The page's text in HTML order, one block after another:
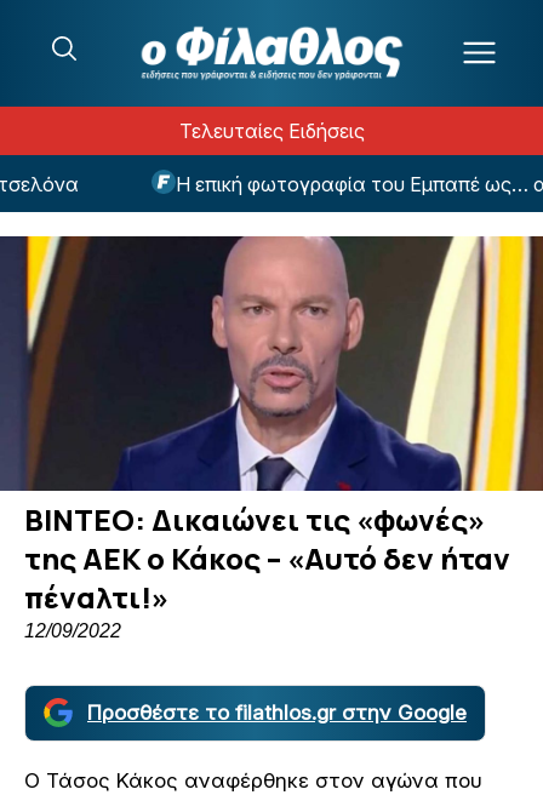
Τελευταίες Ειδήσεις
Η επική φωτογραφία του Εμπαπέ ως…
ΒΙΝΤΕΟ: Δικαιώνει τις «φωνές»
της ΑΕΚ ο Κάκος – «Αυτό δεν ήταν
πέναλτι!»
12/09/2022
Προσθέστε το filathlos.gr στην Google
Ο Τάσος Κάκος αναφέρθηκε στον αγώνα που